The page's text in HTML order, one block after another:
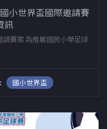
小世界盃國際邀請賽
訊
賽案 為推展國民小學足球
國小世界盃